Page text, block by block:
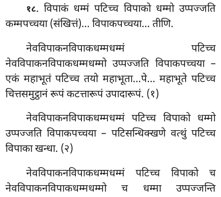
१८. विपाकं धम्मं पटिच्च विपाको धम्मो उप्पज्जति
कम्मपच्चया (संखित्तं)… विपाकपच्चया… तीणि.
नेवविपाकनविपाकधम्मधम्मं पटिच्च
नेवविपाकनविपाकधम्मधम्मो उप्पज्जति विपाकपच्चया –
एकं महाभूतं पटिच्च तयो महाभूता…पे… महाभूते पटिच्च
चित्तसमुट्ठानं रूपं कटत्तारूपं उपादारूपं. (१)
नेवविपाकनविपाकधम्मधम्मं पटिच्च विपाको धम्मो
उप्पज्जति विपाकपच्चया – पटिसन्धिक्खणे वत्थुं पटिच्च
विपाका खन्धा. (२)
नेवविपाकनविपाकधम्मधम्मं पटिच्च विपाको च
नेवविपाकनविपाकधम्मधम्मो च धम्मा उप्पज्जन्ति